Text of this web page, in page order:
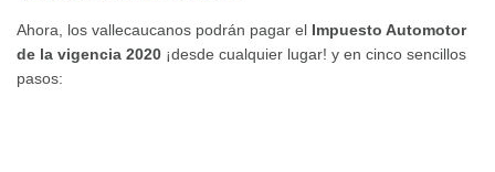
Ahora, los vallecaucanos podrán pagar el
Impuesto Automotor
de la vigencia 2020 ¡desde cualquier lugar! y en cinco sencillos
pasos: